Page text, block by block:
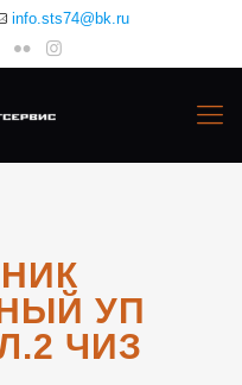
info.sts74@bk.ru
УП
ЧИЗ